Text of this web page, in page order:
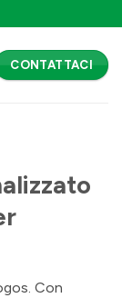
CONTATTACI
Con